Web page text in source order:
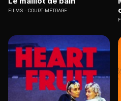
FILMS COURT-MÉTRAGE